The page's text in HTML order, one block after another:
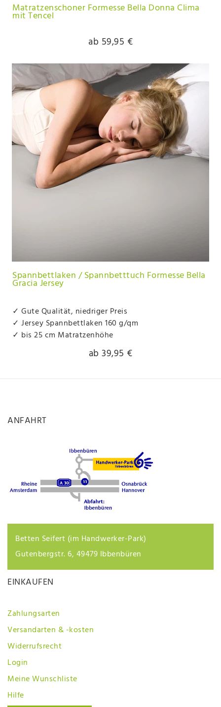
Matratzenschoner Formesse Bella Donna Clima
mit Tencel
ab 59,95 €
Spannbettlaken / Spannbetttuch Formesse Bella
Gracia Jersey
✓ Gute Qualität, niedriger Preis
✓ Jersey Spannbettlaken 160 g/qm
✓ bis 25 cm Matratzenhöhe
ab 39,95 €
ANFAHRT
Betten Seifert (im Handwerker-Park)
Gutenbergstr. 6, 49479 Ibbenbüren
EINKAUFEN
Zahlungsarten
Versandarten & -kosten
Widerrufsrecht
Login
Meine Wunschliste
Hilfe